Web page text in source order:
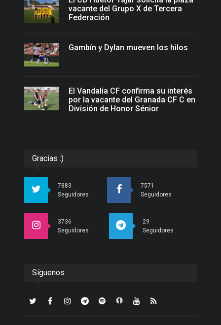
vacante del Grupo X de Tercera
Federación
Gambín y Dylan mueven los hilos
El Vandalia CF confirma su interés
por la vacante del Granada CF C en
División de Honor Sénior
Gracias :)
7883
Seguidores
7571
Seguidores
3736
Seguidores
29
Seguidores
Síguenos